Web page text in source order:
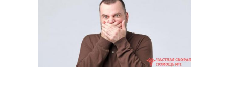
Чеснок изо рта Лука изо рта